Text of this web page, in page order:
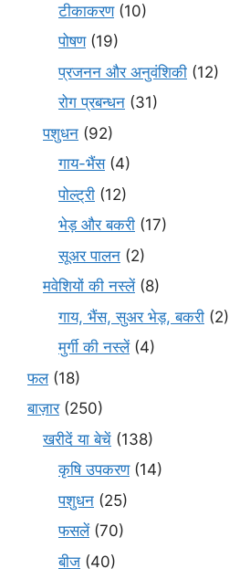
टीकाकरण(10)
पोषण(19)
प्रजनन और अनुवंशिकी (12)
रोग प्रबन्धन (31)
पशुधन (92)
गाय-भैंस(4)
पोल्ट्री (12)
भेड़ और बकरी (17)
सूअर पालन (2)
मवेशियों की नस्लें(8)
गाय, भैंस, सुअर भेड़, बकरी (2)
मुर्गी की नस्लें(4)
फल(18)
बाज़ार(250)
खरीदें या बेचें (138)
कृषि उपकरण(14)
पशुधन (25)
फसलें(70)
बीज (40)